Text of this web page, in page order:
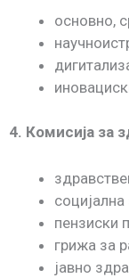
основно,
4. Комисија за
пензиски
грижа за
јавно